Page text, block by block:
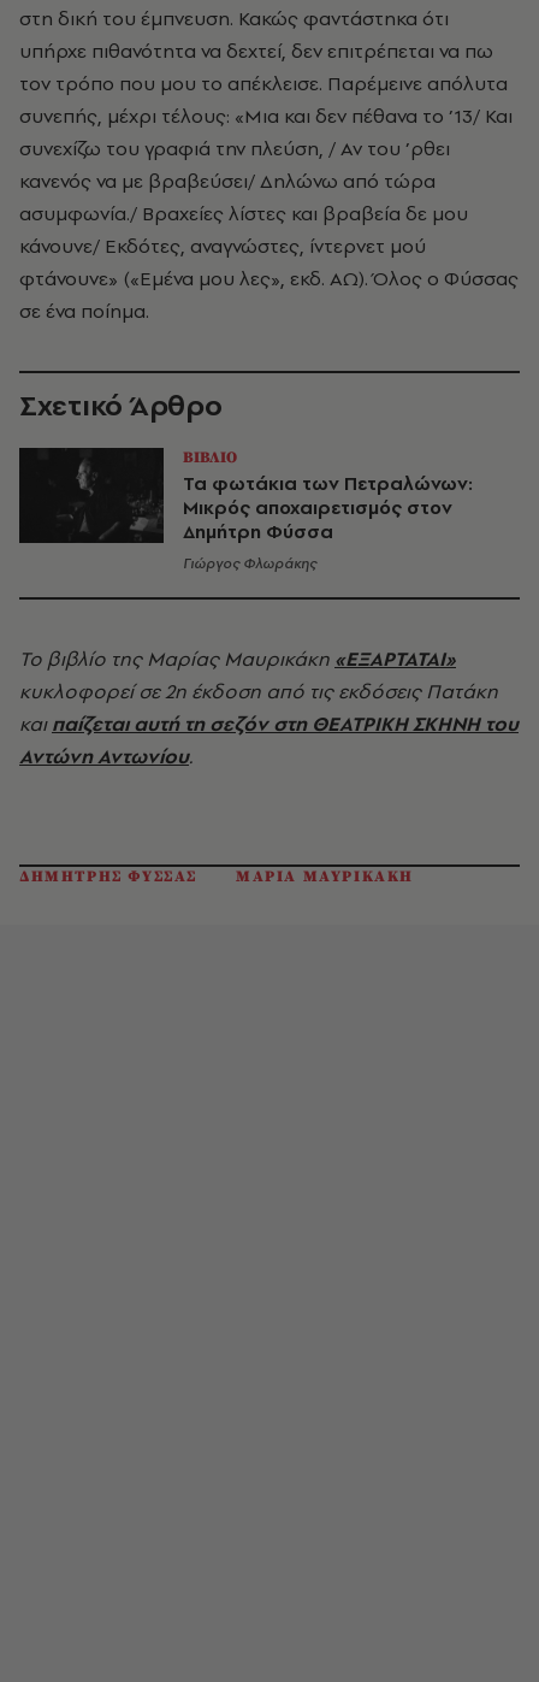
στη δική του έμπνευση. Κακώς φαντάστηκα ότι
υπήρχε πιθανότητα να δεχτεί, δεν επιτρέπεται να πω
τον τρόπο που μου το απέκλεισε. Παρέμεινε απόλυτα
συνεπής, μέχρι τέλους: «Μια και δεν πέθανα το ’13/ Και
συνεχίζω του γραφιά την πλεύση, / Αν του ’ρθει
κανενός να με βραβεύσει/ Δηλώνω από τώρα
ασυμφωνία./ Βραχείες λίστες και βραβεία δε μου
κάνουνε/ Εκδότες, αναγνώστες, ίντερνετ μού
φτάνουνε» («Εμένα μου λες», εκδ. ΑΩ). Όλος ο Φύσσας
σε ένα ποίημα.
Σχετικό Άρθρο
ΒΙΒΛΙΟ
Τα φωτάκια των Πετραλώνων:
Μικρός αποχαιρετισμός στον
Δημήτρη Φύσσα
Γιώργος Φλωράκης
Το βιβλίο της Μαρίας Μαυρικάκη «ΕΞΑΡΤΑΤΑΙ»
κυκλοφορεί σε 2η έκδοση από τις εκδόσεις Πατάκη
καιπαίζεται αυτή τη σεζόν στη ΘΕΑΤΡΙΚΗ ΣΚΗΝΗ του
Αντώνη Αντωνίου.
ΔΗΜΗΤΡΗΣ ΦΥΣΣΑΣ ΜΑΡΙΑ ΜΑΥΡΙΚΑΚΗ